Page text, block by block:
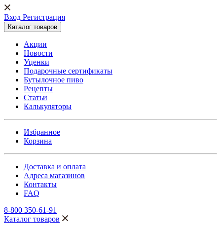
Вход Регистрация
Каталог товаров
Акции
Новости
Уценки
Подарочные сертификаты
Бутылочное пиво
Рецепты
Статьи
Калькуляторы
Избранное
Корзина
Доставка и оплата
Адреса магазинов
Контакты
FAQ
8-800 350-61-91
Каталог товаров